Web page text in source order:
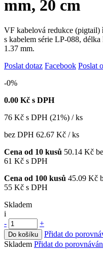
mm, 20 cm
VF kabelová redukce
s kabelem série LP-088,
1.37 mm.
Poslat dotaz Facebook Poslat
-0%
0.00 Kč s DPH
76 Kč s DPH (21%) / ks
bez DPH 62.67 Kč / ks
Cena od 10 kusů 50.14 Kč
61 Kč s DPH
Cena od 100 kusů 45.09 Kč
55 Kč s DPH
Skladem
i
-
+
Do košíku
Přidat do
Skladem Přidat do